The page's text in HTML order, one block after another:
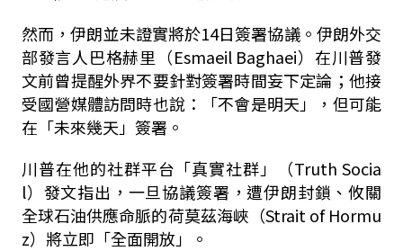
然而，伊朗並未證實將於14日簽署協議。伊朗外交
部發言人巴格赫里（Esmaeil Baghaei）在川普發
文前曾提醒外界不要針對簽署時間妄下定論；他接
受國營媒體訪問時也說：「不會是明天」，但可能
在「未來幾天」簽署。
川普在他的社群平台「真實社群」（Truth Socia
l）發文指出，一旦協議簽署，遭伊朗封鎖、攸關
全球石油供應命脈的荷莫茲海峽（Strait of Hormu
z）將立即「全面開放」。